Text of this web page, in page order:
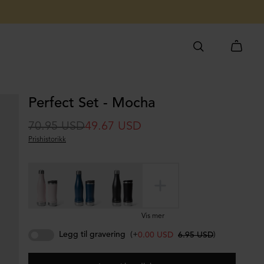
Perfect Set - Mocha
70.95 USD49.67 USD
Prishistorikk
Vis mer
Legg til gravering (+0.00 USD 6.95 USD)